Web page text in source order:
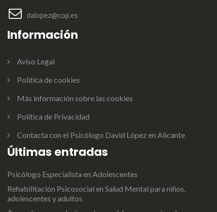
dalopez@cop.es
Información
Aviso Legal
Política de cookies
Más información sobre las cookies
Política de Privacidad
Contacta con el Psicólogo David López en Alicante
Últimas entradas
Psicólogo Especialista en Adolescentes
Rehabilitación Psicosocial en Salud Mental para niños,
adolescentes y adultos